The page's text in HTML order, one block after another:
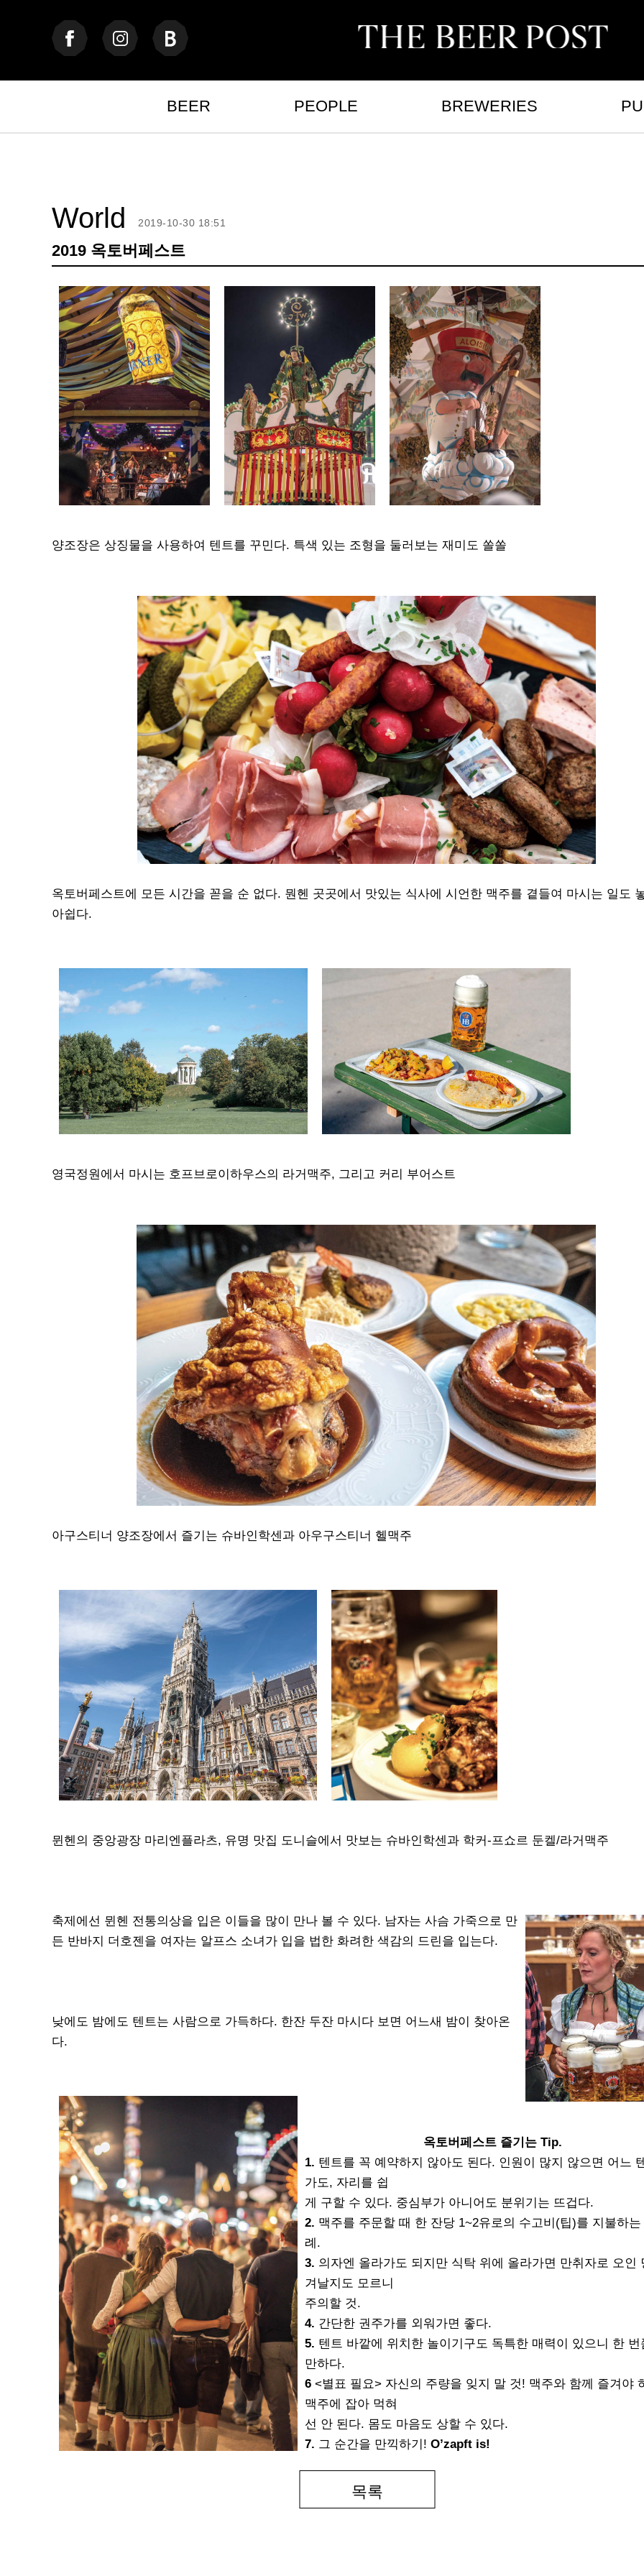
BEER PEOPLE BREWERIES
World
2019 옥토버페스트
2019-10-30 18:51
양조장은 상징물을 사용하여 텐트를 꾸민다. 특색 있는 조형을 둘러보는 재미도 쏠쏠
옥토버페스트에 모든 시간을 꼳을 순 없다. 뭔헨 곳곳에서 맛있는 식사에 시언한 맥주를 곁들여 마시는 일도
아쉽다.
영국정원에서 마시는 호프브로이하우스의 라거맥주, 그리고 커리 부어스트
아구스티너 양조장에서 즐기는 슈바인학센과 아우구스티너 헬맥주
뮌헨의 중앙광장 마리엔플라츠, 유명 맛집 도니슬에서 맛보는 슈바인학센과 학커-프쇼르 둔켈/라거맥주
축제에선 뮌헨 전통의상을 입은 이들을 많이 만나 볼 수 있다. 남자는 사슴 가죽으로 만
든 반바지 더호젠을 여자는 알프스 소녀가 입을 법한 화려한 색감의 드린을 입는다.
낮에도 밤에도 텐트는 사람으로 가득하다. 한잔 두잔 마시다 보면 어느새 밤이 찾아온
다.
옥토버페스트 즐기는 Tip.
1. 텐트를 꼭 예약하지 않아도 된다. 인원이 많지 않으면 어느
가도, 자리를 쉽
게 구할 수 있다. 중심부가 아니어도 분위기는 뜨겁다.
2. 맥주를 주문할 때 한 잔당 1~2유로의 수고비(팁)를 지불하
례.
3. 의자엔 올라가도 되지만 식탁 위에 올라가면 만취자로 오인
겨날지도 모르니
주의할 것.
4. 간단한 권주가를 외워가면 좋다.
5. 텐트 바깥에 위치한 놀이기구도 독특한 매력이 있으니 한 번
만하다.
6 <별표 필요> 자신의 주량을 잊지 말 것! 맥주와 함께 즐겨야
맥주에 잡아 먹혀
선 안 된다. 몸도 마음도 상할 수 있다.
7. 그 순간을 만끽하기! O’zapft is!
목록